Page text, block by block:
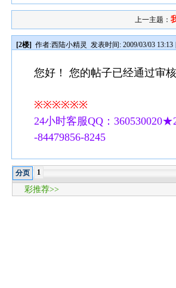
上一主题：
[2楼] 作者:西陆小精灵 发表时间: 2009/03/03 13:13
您好！ 您的帖子已经通过审
※※※※※※
24小时客服QQ：
-84479856-8245
分页 1
彩推荐>>